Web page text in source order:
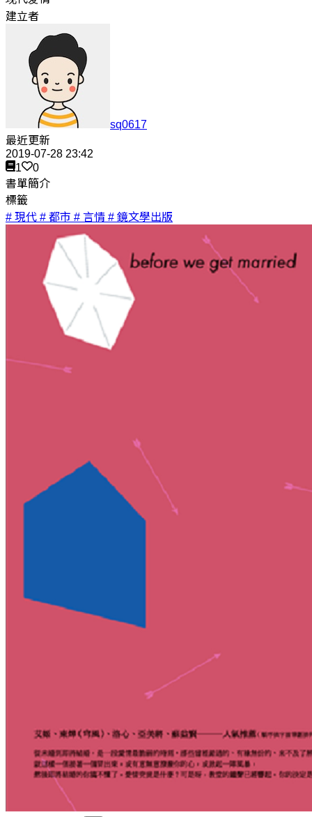
建立者
sq0617
最近更新
2019-07-28 23:42
1
0
書單簡介
標籤
# 現代 # 都市 # 言情 # 鏡文學出版